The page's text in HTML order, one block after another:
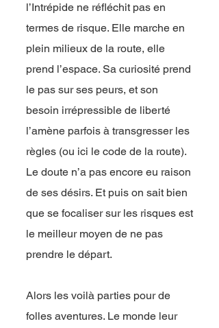
l’Intrépide ne réfléchit pas en
termes de risque. Elle marche en
plein milieux de la route, elle
prend l’espace. Sa curiosité prend
le pas sur ses peurs, et son
besoin irrépressible de liberté
l’amène parfois à transgresser les
règles (ou ici le code de la route).
Le doute n’a pas encore eu raison
de ses désirs. Et puis on sait bien
que se focaliser sur les risques est
le meilleur moyen de ne pas
prendre le départ.
Alors les voilà parties pour de
folles aventures. Le monde leur